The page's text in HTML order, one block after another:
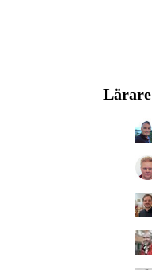
Lärare